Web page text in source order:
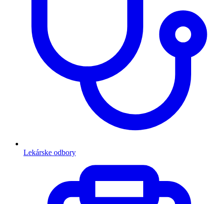
Lekárske odbory